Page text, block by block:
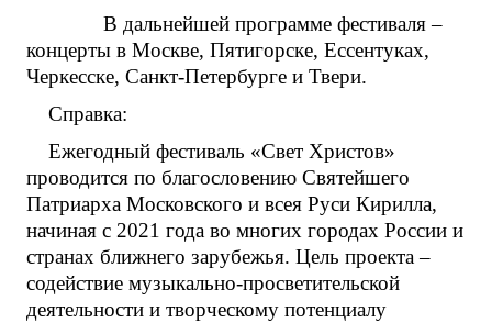
В дальнейшей программе фестиваля –
концерты в Москве, Пятигорске, Ессентуках,
Черкесске, Санкт-Петербурге и Твери.
Справка:
Ежегодный фестиваль «Свет Христов»
проводится по благословению Святейшего
Патриарха Московского и всея Руси Кирилла,
начиная с 2021 года во многих городах России и
странах ближнего зарубежья. Цель проекта –
содействие музыкально-просветительской
деятельности и творческому потенциалу